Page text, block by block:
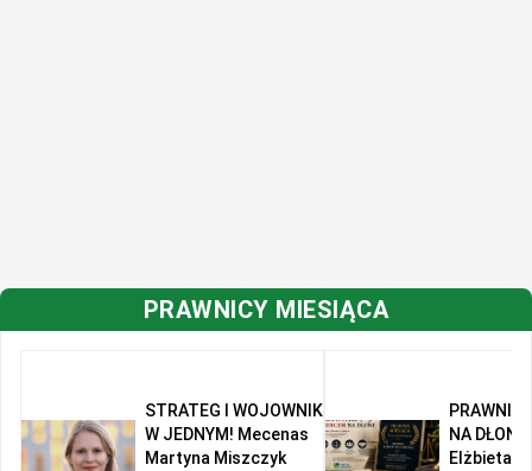
PRAWNICY MIESIĄCA
STRATEG I WOJOWNIK
W JEDNYM! Mecenas
Martyna Miszczyk
PRAWNIK
NA
Elżbieta